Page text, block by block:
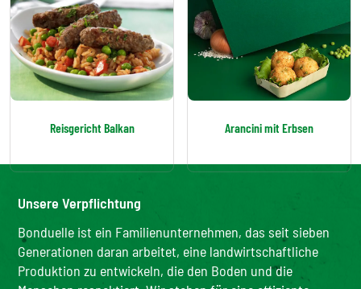
Reisgericht Balkan Arancini mit Erbsen
Unsere Verpflichtung
Bonduelle ist ein Familienunternehmen, das seit sieben
Generationen daran arbeitet, eine landwirtschaftliche
Produktion zu entwickeln, die den Boden und die